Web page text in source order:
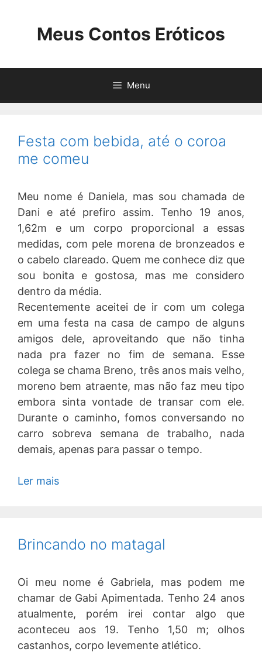
Meus Contos Eróticos
Menu
Festa com bebida, até o coroa
me comeu
Meu nome é Daniela, mas sou chamada de
Dani e até prefiro assim. Tenho 19 anos,
1,62m e um corpo proporcional a essas
medidas, com pele morena de bronzeados e
o cabelo clareado. Quem me conhece diz que
sou bonita e gostosa, mas me considero
dentro da média.
Recentemente aceitei de ir com um colega
em uma festa na casa de campo de alguns
amigos dele, aproveitando que não tinha
nada pra fazer no fim de semana. Esse
colega se chama Breno, três anos mais velho,
moreno bem atraente, mas não faz meu tipo
embora sinta vontade de transar com ele.
Durante o caminho, fomos conversando no
carro sobreva semana de trabalho, nada
demais, apenas para passar o tempo.
Ler mais
Brincando no matagal
Oi meu nome é Gabriela, mas podem me
chamar de Gabi Apimentada. Tenho 24 anos
atualmente, porém irei contar algo que
aconteceu aos 19. Tenho 1,50 m; olhos
castanhos, corpo levemente atlético.